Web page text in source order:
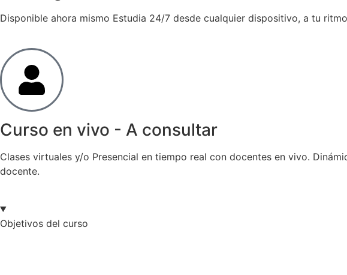
Disponible ahora mismo Estudia 24/7 desde cualquier dispositivo, a tu
Curso en vivo - A consultar
Clases virtuales y/o Presencial en tiempo real con docentes en vivo.
docente.
Objetivos del curso